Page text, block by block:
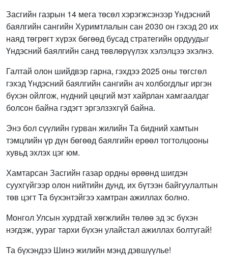
Засгийн газрын 14 мега төсөл хэрэгжсэнээр Үндэсний
баялгийн сангийн Хуримтлалын сан 2030 он гэхэд 20 их
наяд төгрөгт хүрэх бөгөөд бусад стратегийн ордуудыг
Үндэсний баялгийн санд төвлөрүүлэх хэлэлцээ эхэлнэ.
Галтай олон шийдвэр гарна, гэхдээ 2025 оны төгсгөл
гэхэд Үндэсний баялгийн сангийн ач холбогдлыг иргэн
бүхэн ойлгож, нүдний цөцгий мэт хайрлан хамгаалдаг
болсон байна гэдэгт эргэлзэхгүй байна.
Энэ бол сүүлийн гурван жилийн Та бидний хамтын
тэмцлийн үр дүн бөгөөд баялгийн ерөөл тогтолцооны
хувьд эхлэх цэг юм.
Хамтарсан Засгийн газар ордны өрөөнд шигдэн
суухгүйгээр олон нийтийн дунд, их бүтээн байгуулалтын
төв цэгт Та бүхэнтэйгээ хамтран ажиллах болно.
Монгол Улсын хурдтай хөгжлийн төлөө эд эс бүхэн
нэгдэж, уураг тархи бүхэн улайстал ажиллах болтугай!
Та бүхэндээ Шинэ жилийн мэнд дэвшүүлье!